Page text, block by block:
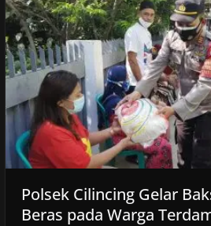
Polsek Cilincing Gelar
Beras pada Warga